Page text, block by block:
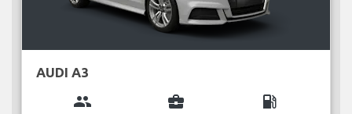
AUDI A3
group business_center local_gas_station